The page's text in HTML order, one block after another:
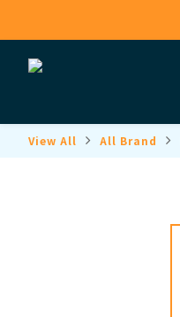
View All All Brand